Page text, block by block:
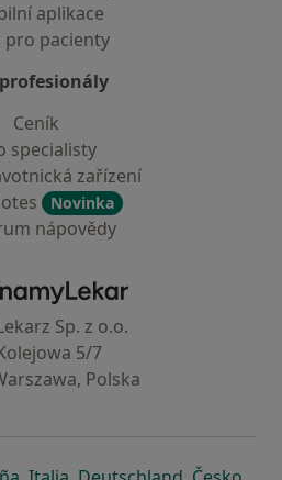
aplikace
pro pacienty
Ceník
specialisty
zařízení
Novinka
nápovědy
ZnamyLekar - Hlavní stránka
Sp. z o.o.
5/7
Polska